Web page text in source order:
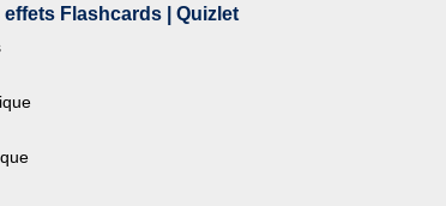
Flashcards | Quizlet